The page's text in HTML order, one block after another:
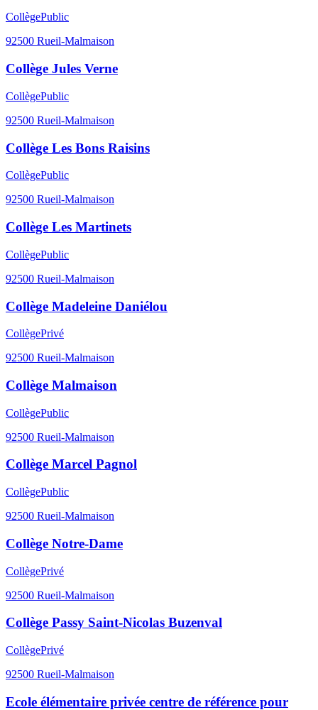
CollègePublic
92500 Rueil-Malmaison
Collège Jules Verne
CollègePublic
92500 Rueil-Malmaison
Collège Les Bons Raisins
CollègePublic
92500 Rueil-Malmaison
Collège Les Martinets
CollègePublic
92500 Rueil-Malmaison
Collège Madeleine Daniélou
CollègePrivé
92500 Rueil-Malmaison
Collège Malmaison
CollègePublic
92500 Rueil-Malmaison
Collège Marcel Pagnol
CollègePublic
92500 Rueil-Malmaison
Collège Notre-Dame
CollègePrivé
92500 Rueil-Malmaison
Collège Passy Saint-Nicolas Buzenval
CollègePrivé
92500 Rueil-Malmaison
Ecole élémentaire privée centre de référence pour